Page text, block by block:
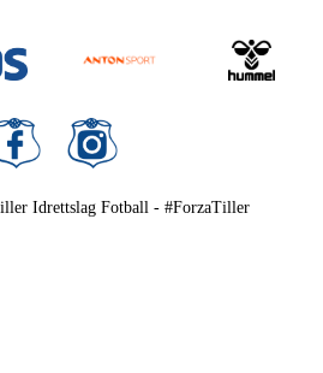
Idrettslag Fotball - #ForzaTiller